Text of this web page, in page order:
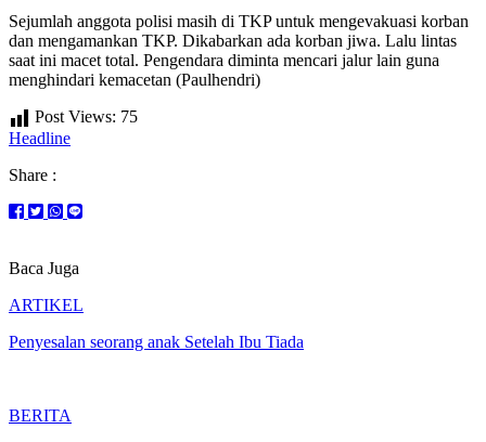
Sejumlah anggota polisi masih di TKP untuk mengevakuasi korban
dan mengamankan TKP. Dikabarkan ada korban jiwa. Lalu lintas
saat ini macet total. Pengendara diminta mencari jalur lain guna
menghindari kemacetan (Paulhendri)
Post Views: 75
Headline
Share :
Baca Juga
ARTIKEL
Penyesalan seorang anak Setelah Ibu Tiada
BERITA